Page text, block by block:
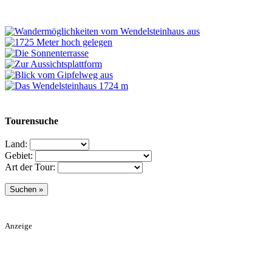
Tourensuche
Land:
Gebiet:
Art der Tour:
Anzeige